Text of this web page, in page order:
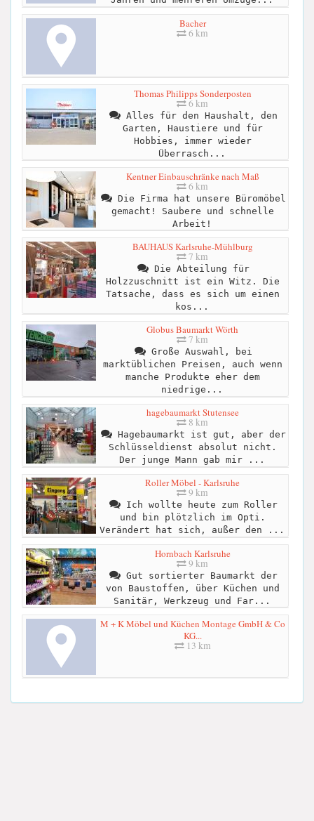
Bacher
6 km
Thomas Philipps Sonderposten
6 km
Alles für den Haushalt, den
Garten, Haustiere und für
Hobbies, immer wieder
Überrasch...
Kentner Einbauschränke nach Maß
6 km
Die Firma hat unsere Büromöbel
gemacht! Saubere und schnelle
Arbeit!
BAUHAUS Karlsruhe-Mühlburg
7 km
Die Abteilung für
Holzzuschnitt ist ein Witz. Die
Tatsache, dass es sich um einen
kos...
Globus Baumarkt Wörth
7 km
Große Auswahl, bei
marktüblichen Preisen, auch wenn
manche Produkte eher dem
niedrige...
hagebaumarkt Stutensee
8 km
Hagebaumarkt ist gut, aber der
Schlüsseldienst absolut nicht.
Der junge Mann gab mir ...
Roller Möbel - Karlsruhe
9 km
Ich wollte heute zum Roller
und bin plötzlich im Opti.
Verändert hat sich, außer den ...
Hornbach Karlsruhe
9 km
Gut sortierter Baumarkt der
von Baustoffen, über Küchen und
Sanitär, Werkzeug und Far...
M + K Möbel und Küchen Montage GmbH & Co
KG...
13 km